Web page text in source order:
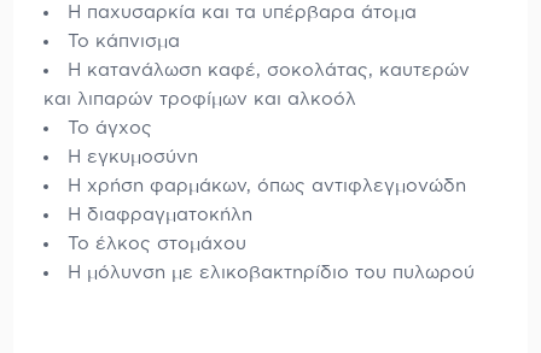
Η παχυσαρκία και τα υπέρβαρα άτομα
Το κάπνισμα
Η κατανάλωση καφέ, σοκολάτας, καυτερών
και λιπαρών τροφίμων και αλκοόλ
Το άγχος
Η εγκυμοσύνη
Η χρήση φαρμάκων, όπως αντιφλεγμονώδη
Η διαφραγματοκήλη
Το έλκος στομάχου
Η μόλυνση με ελικοβακτηρίδιο του πυλωρού